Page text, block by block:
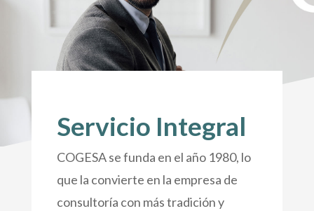
Servicio Integral
COGESAse funda en el año 1980, lo
que la convierte en la empresa de
consultoría con más tradición y